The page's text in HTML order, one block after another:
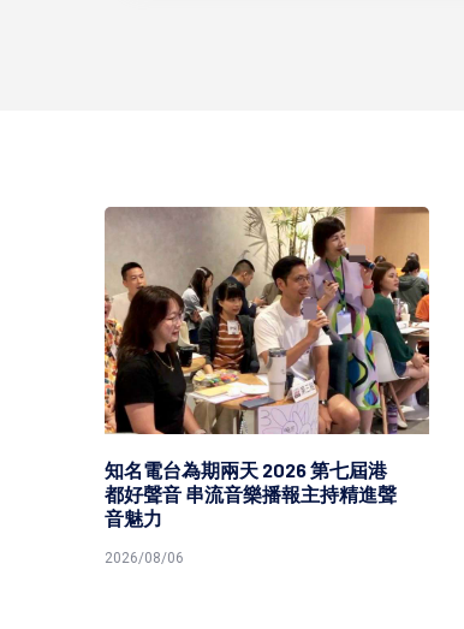
知名電台為期兩天 2026 第七屆港
都好聲音 串流音樂播報主持精進聲
音魅力
2026/08/06